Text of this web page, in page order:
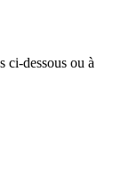
ci-dessous ou à